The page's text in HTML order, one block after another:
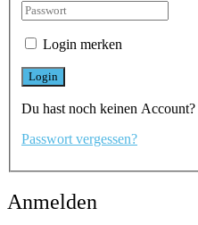
Login merken
Du hast noch keinen Account?
Passwort vergessen?
Anmelden